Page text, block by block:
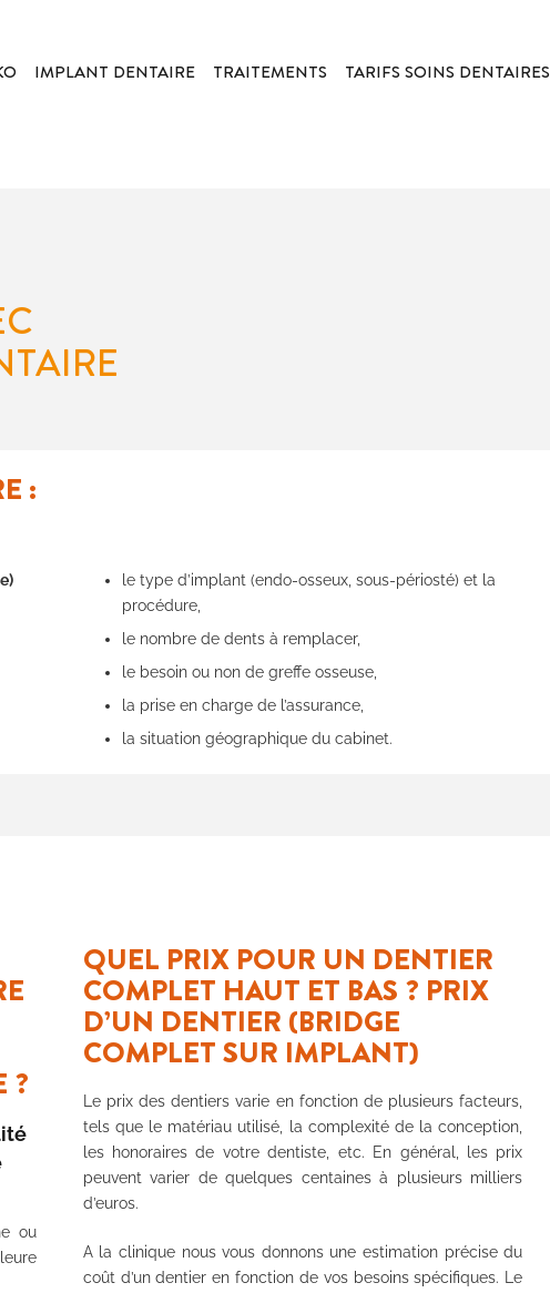
IMPLANT DENTAIRE TRAITEMENTS TARIFS SOINS DENTAIRES
:
le type d’implant (endo-osseux, sous-périosté) et la
procédure,
le nombre de dents à remplacer,
le besoin ou non de greffe osseuse,
la prise en charge de l’assurance,
la situation géographique du cabinet.
?
ou
QUEL PRIX POUR UN DENTIER
COMPLET HAUT ET BAS ? PRIX
D’UN DENTIER (BRIDGE
COMPLET SUR IMPLANT)
Le prix des dentiers varie en fonction de plusieurs facteurs,
tels que le matériau utilisé, la complexité de la conception,
les honoraires de votre dentiste, etc. En général, les prix
peuvent varier de quelques centaines à plusieurs milliers
d’euros.
A la clinique nous vous donnons une estimation précise du
coût d’un dentier en fonction de vos besoins spécifiques. Le